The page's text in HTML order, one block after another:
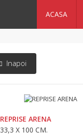
ACASA
Inapoi
REPRISE ARENA
33,3 X 100 CM.